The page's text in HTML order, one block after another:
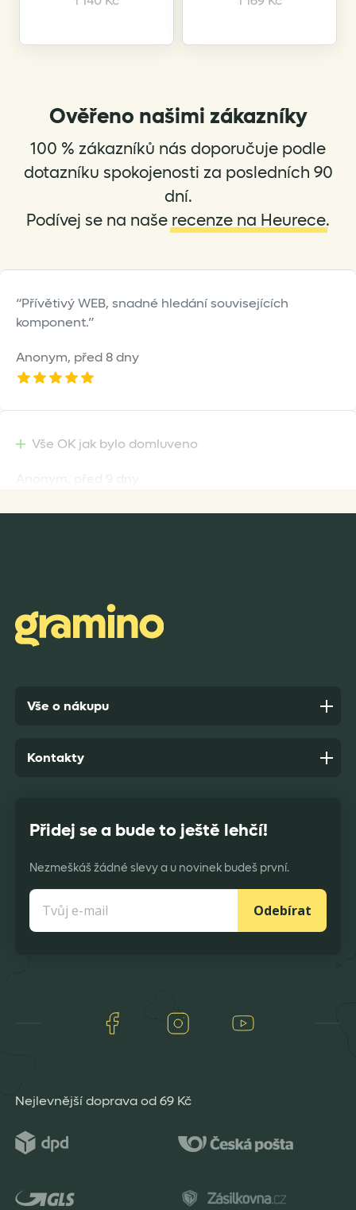
Ověřeno našimi zákazníky
100 % zákazníků nás doporučuje podle
dotazníku spokojenosti za posledních 90
dní.
Podívej se na naše recenze na Heurece.
Přívětivý WEB, snadné hledání souvisejících
komponent.
Anonym, před 8 dny
Vše OK jak bylo domluveno
Anonym,před 10 dny
Vše o nákupu
Přidej se a bude to ještě lehčí!
Nezmeškáš žádné slevy a u novinek budeš první.
Odebírat
Facebook Instagram
Kontakty
Nejlevnější doprava od 69 Kč